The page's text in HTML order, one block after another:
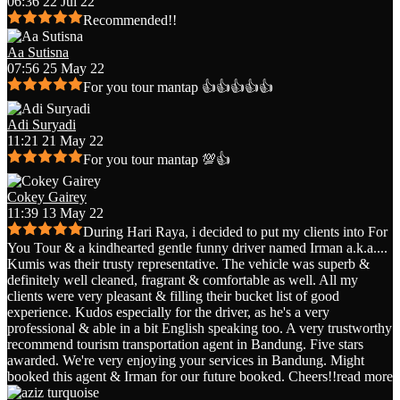
Recommended!!
Aa Sutisna
07:56 25 May 22
For you tour mantap 👍👍👍👍👍
Adi Suryadi
11:21 21 May 22
For you tour mantap 💯👍
Cokey Gairey
11:39 13 May 22
During Hari Raya, i decided to put my clients into For
You Tour & a kindhearted gentle funny driver named Irman a.k.a....
Kumis was their trusty representative. The vehicle was superb &
definitely well cleaned, fragrant & comfortable as well. All my
clients were very pleasant & filling their bucket list of good
experience. Kudos especially for the driver, as he's a very
professional & able in a bit English speaking too. A very trustworthy
recommend tourism transportation agent in Bandung. Five stars
awarded. We're very enjoying your services in Bandung. Might
booked this agent & Irman for our future booked. Cheers!!read more